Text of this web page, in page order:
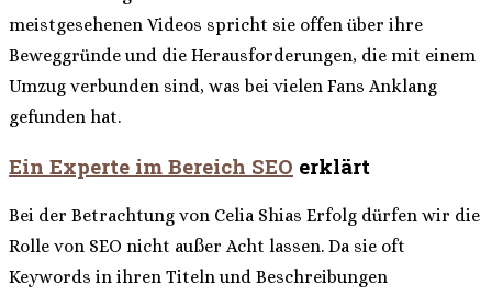
meistgesehenen Videos spricht sie offen über ihre
Beweggründe und die Herausforderungen, die mit einem
Umzug verbunden sind, was bei vielen Fans Anklang
gefunden hat.
Ein Experte im Bereich SEO erklärt
Bei der Betrachtung von Celia Shias Erfolg dürfen wir die
Rolle von SEO nicht außer Acht lassen. Da sie oft
Keywords in ihren Titeln und Beschreibungen